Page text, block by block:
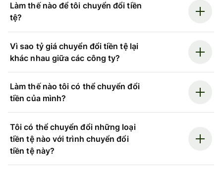
Làm thế nào để tôi chuyển đổi tiền
tệ?
Vì sao tỷ giá chuyển đổi tiền tệ lại
khác nhau giữa các công ty?
Làm thế nào tôi có thể chuyển đổi
tiền của mình?
Tôi có thể chuyển đổi những loại
tiền tệ nào với trình chuyển đổi
tiền tệ này?